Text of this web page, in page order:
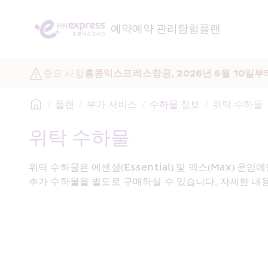
예약예약 관리 탐험플랜
중요 사항홍콩익스프레스항공, 2026년 6월 10일부
/ 플랜 / 부가 서비스 / 수하물 정보 / 위탁 수하물
위탁 수하물
위탁 수하물은 에센셜(Essential) 및 맥스(Max) 운임에
추가 수하물을 별도로 구매하실 수 있습니다. 자세한 내